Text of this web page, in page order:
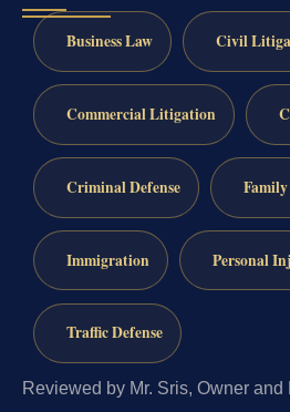
Business Law Civil
Commercial Litigation
Criminal Defense
Immigration Personal
Traffic Defense
Reviewed by Mr. Sris, Owner and